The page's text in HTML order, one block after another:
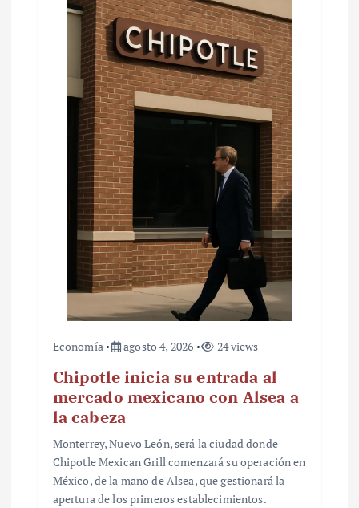
Economía agosto 4, 2026 24 views
Chipotle inicia su entrada al
mercado mexicano con Alsea a
la cabeza
Monterrey, Nuevo León, será la ciudad donde
Chipotle Mexican Grill comenzará su operación en
México, de la mano de Alsea, que gestionará la
apertura de los primeros establecimientos.